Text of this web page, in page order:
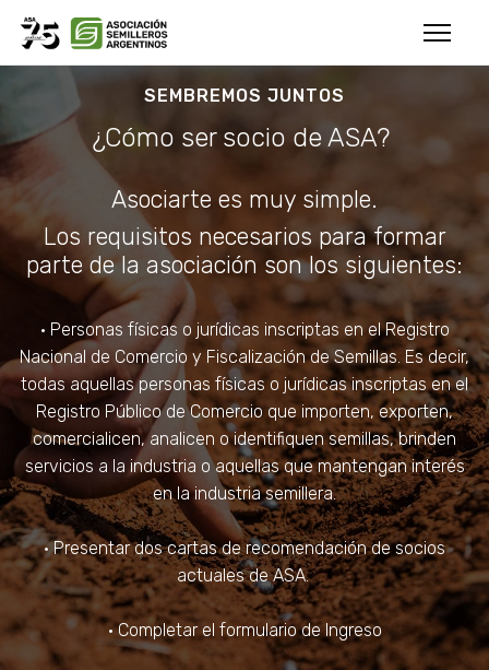
SEMBREMOS JUNTOS
¿Cómo ser socio de ASA?
Asociarte es muy simple.
Los requisitos necesarios para formar
parte de la asociación son los siguientes:
• Personas físicas o jurídicas inscriptas en el Registro
Nacional de Comercio y Fiscalización de Semillas. Es decir,
todas aquellas personas físicas o jurídicas inscriptas en el
Registro Público de Comercio que importen, exporten,
comercialicen, analicen o identifiquen semillas, brinden
servicios a la industria o aquellas que mantengan interés
en la industria semillera.
• Presentar dos cartas de recomendación de socios
actuales de ASA.
• Completar el formulario de Ingreso